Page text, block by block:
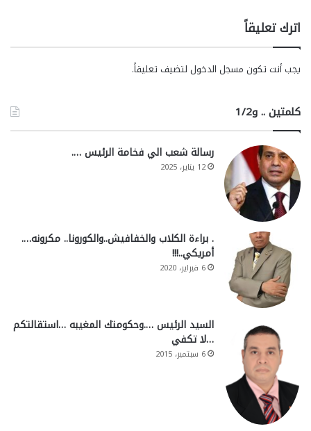
اترك تعليقاً
يجب أنت تكون مسجل الدخول لتضيف تعليقاً.
كلمتين .. و1/2
رسالة شعب الي فخامة الرئيس ….
12 يناير، 2025
. براءة الكلاب والخفافيش..والكورونا.. مكرونه….
أمريكي..!!!
6 فبراير، 2020
السيد الرئيس ….وحكومتك المغيبه …استقالتكم
…لا تكفي
6 سبتمبر، 2015